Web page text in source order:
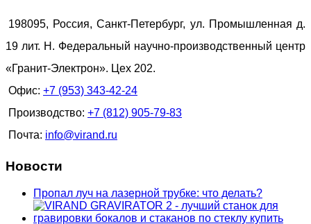
198095, Россия, Санкт-Петербург, ул. Промышленная д.
19 лит. Н. Федеральный научно-производственный центр
«Гранит-Электрон». Цех 202.
Офис: +7 (953) 343-42-24
Производство: +7 (812) 905-79-83
Почта: info@virand.ru
Новости
Пропал луч на лазерной трубке: что делать?